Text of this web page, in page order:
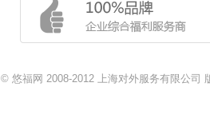
© 悠福网 2008-2012 上海对外服务有限公司